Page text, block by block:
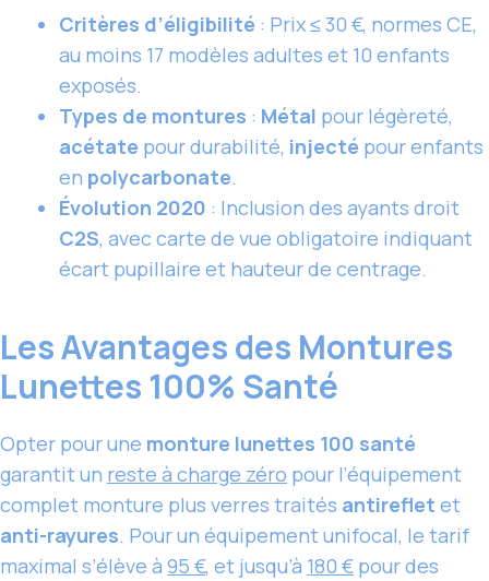
Critères d’éligibilité : Prix ≤ 30 €, normes CE,
au moins 17 modèles adultes et 10 enfants
exposés.
Types de montures : Métal pour légèreté,
acétate pour durabilité, injecté pour enfants
en polycarbonate.
Évolution 2020 : Inclusion des ayants droit
C2S, avec carte de vue obligatoire indiquant
écart pupillaire et hauteur de centrage.
Les Avantages des Montures
Lunettes 100% Santé
Opter pour une monture lunettes 100 santé
garantit un reste à charge zéro pour l’équipement
complet monture plus verres traités antireflet et
anti-rayures. Pour un équipement unifocal, le tarif
maximal s’élève à 95 €, et jusqu’à 180 € pour des